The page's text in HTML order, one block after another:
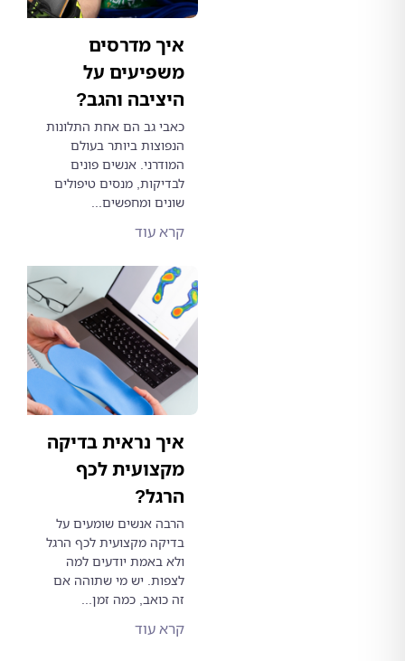
איך מדרסים
משפיעים על
היציבה והגב?
כאבי גב הם אחת התלונות
הנפוצות ביותר בעולם
המודרני. אנשים פונים
לבדיקות, מנסים טיפולים
שונים ומחפשים...
איך נראית בדיקה
מקצועית לכף
הרבה אנשים שומעים על
בדיקה מקצועית לכף הרגל
ולא באמת יודעים למה
לצפות. יש מי שתוהה אם
זה כואב, כמה זמן...